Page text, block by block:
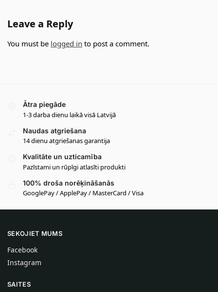
Leave a Reply
You must be logged in to post a comment.
Ātra piegāde
1-3 darba dienu laikā visā Latvijā
Naudas atgriešana
14 dienu atgriešanas garantija
Kvalitāte un uzticamība
Pazīstami un rūpīgi atlasīti produkti
100% droša norēķināšanās
GooglePay / ApplePay / MasterCard / Visa
SEKOJIET MUMS
Facebook
Instagram
SAITES